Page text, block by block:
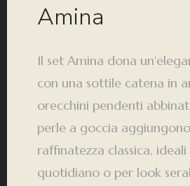
Amina
Il set Amina dona
con una sottile catena in
orecchini pendenti
perle a goccia
raffinatezza classica,
quotidiano o per look